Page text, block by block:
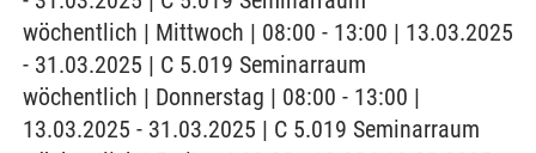
wöchentlich | Mittwoch | 08:00 - 13:00 | 13.03.2025
- 31.03.2025 | C 5.019 Seminarraum
wöchentlich | Donnerstag | 08:00 - 13:00 |
13.03.2025 - 31.03.2025 | C 5.019 Seminarraum